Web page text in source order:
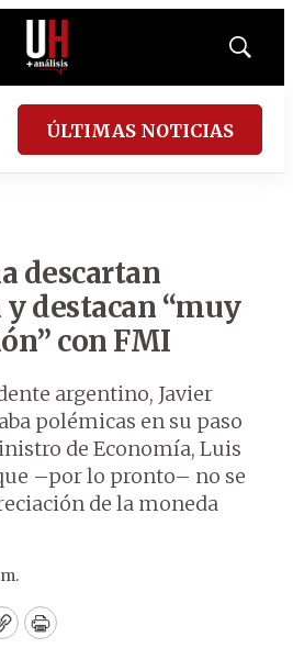
Mostrar
ÚLTIMAS NOTICIAS
descartan
destacan “muy
con FMI
argentino, Javier
polémicas en su paso
de Economía, Luis
–por lo pronto– no se
de la moneda
CopyPrint